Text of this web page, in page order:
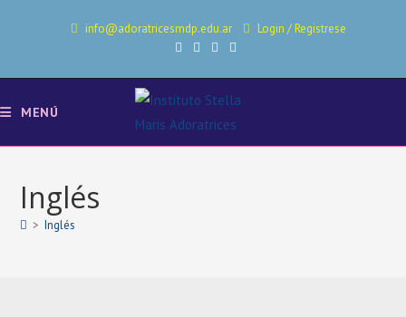
info@adoratricesmdp.edu.ar Login / Registrese
MENÚ
Inglés
> Inglés